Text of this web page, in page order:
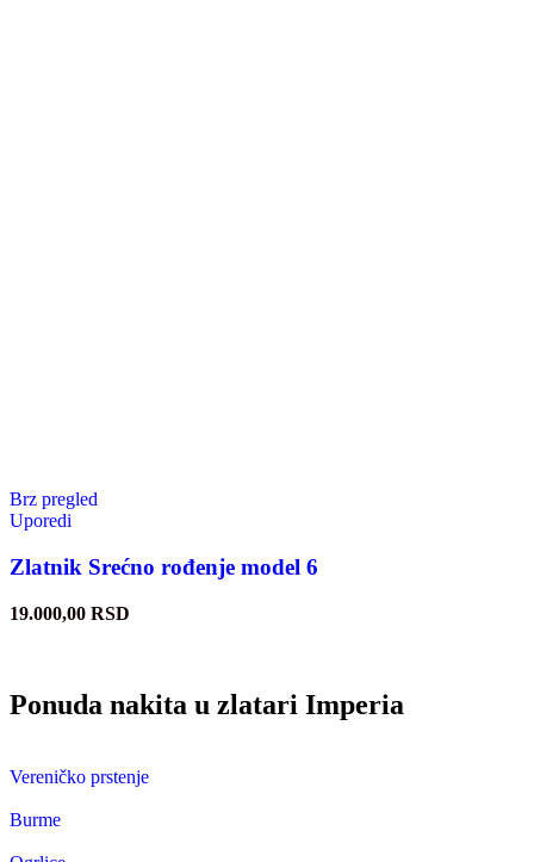
Brz pregled
Uporedi
Zlatnik Srećno rođenje model 6
19.000,00 RSD
Ponuda nakita u zlatari Imperia
Vereničko prstenje
Burme